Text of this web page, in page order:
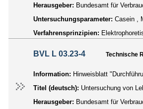
Herausgeber: Bundesamt für
Untersuchungsparameter: Casein ,
Verfahrensprinzipien:
BVL L 03.23-4 Technische
Information: Hinweisblatt
Titel (deutsch): Untersuchung von
Herausgeber: Bundesamt für